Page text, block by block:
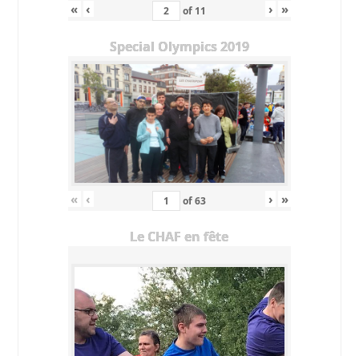
« ‹ of 11 › »
Special Olympics 2019
« ‹ of63 › »
Le CHAF en fête